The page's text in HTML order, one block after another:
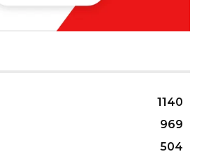
1140
969
504